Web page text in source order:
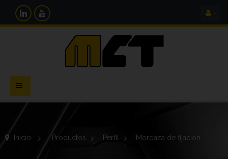
Navegación
Toggle
Inicio > Productos > Perfil > Mordaza de fijación